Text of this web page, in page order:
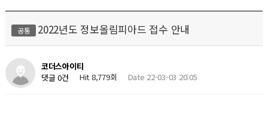
공통 2022년도 정보올림피아드 접수 안내
코더스아이티
댓글 0건
Hit 8,779회 Date 22-03-03 20:05